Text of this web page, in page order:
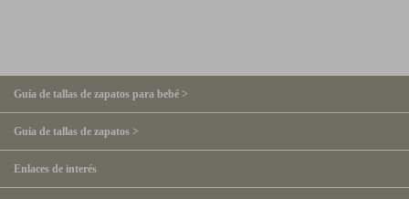
Guía de tallas de zapatos para bebé >
Guía de tallas de zapatos >
Enlaces de interés